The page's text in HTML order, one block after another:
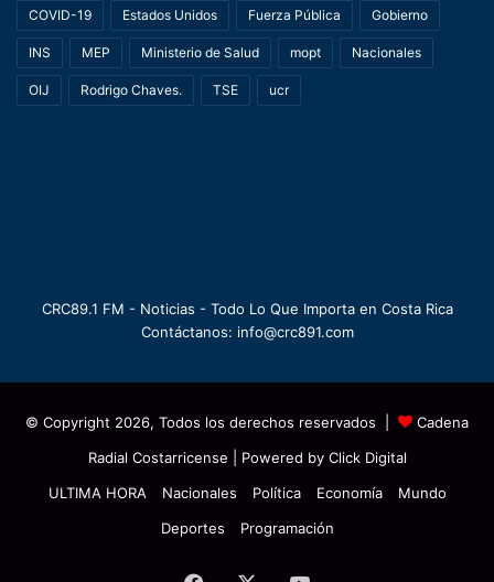
COVID-19 Estados Unidos Fuerza Pública Gobierno
INS MEP Ministerio de Salud mopt Nacionales
OIJ Rodrigo Chaves. TSE ucr
CRC89.1 FM - Noticias - Todo Lo Que Importa en Costa Rica
Contáctanos: info@crc891.com
© Copyright 2026, Todos los derechos reservados |
Cadena
Radial Costarricense | Powered by Click Digital
ULTIMA HORA
Nacionales Política Economía
Mundo
Deportes
Programación